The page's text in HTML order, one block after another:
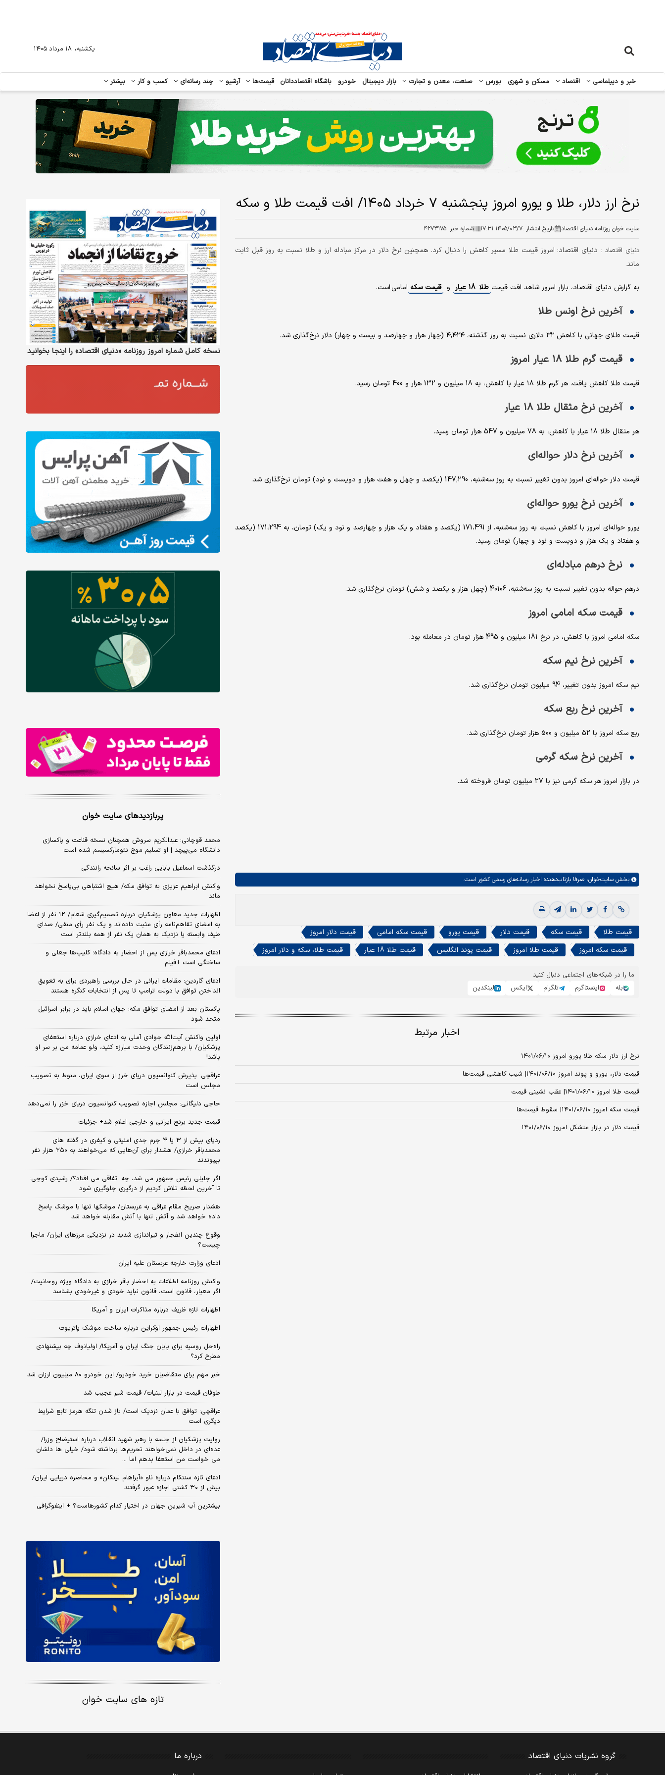
خبر و دیپلماسی اقتصاد مسکن و شهری بورس صنعت، معدن و تجارت بازار دیجیتال خودرو باشگاه اقتصاددانان قیمت‌ها آرشیو چند رسانه‌ای کسب و کار بیشتر
یکشنبه، ۱۸ مرداد ۱۴۰۵
نرخ ارز دلار، طلا و یورو امروز پنجشنبه ۷ خرداد ۱۴۰۵/ افت قیمت طلا و سکه
سایت خوان روزنامه دنیای اقتصاد تاریخ انتشار :۱۴۰۵/۰۳/۷ ۱۷:۳۱ شماره خبر :۴۲۷۳۱۷۵
دنیای اقتصاد : دنیای اقتصاد: امروز قیمت طلا مسیر کاهش را دنبال کرد. همچنین نرخ دلار در مرکز مبادله ارز و طلا نسبت به روز قبل ثابت
ماند.
به گزارش دنیای اقتصاد، بازار امروز شاهد افت قیمت طلا 18 عیار و قیمت سکه امامی است.
آخرین نرخ اونس طلا
قیمت طلای جهانی با کاهش ۳۲ دلاری نسبت به روز گذشته، ۴,۴۲۴ (چهار هزار و چهارصد و بیست و چهار) دلار نرخ‌گذاری شد.
قیمت گرم طلا ۱۸ عیار امروز
قیمت طلا کاهش یافت. هر گرم طلا ۱۸ عیار با کاهش، به 18 میلیون و 132 هزار و 400 تومان رسید.
آخرین نرخ مثقال طلا ۱۸ عیار
هر مثقال طلا ۱۸ عیار با کاهش، به 78 میلیون و 547 هزار تومان رسید‌.
آخرین نرخ دلار حواله‌ای
قیمت دلار حواله‌ای امروز بدون تغییر نسبت به روز سه‌شنبه، 147,290 (یکصد و چهل و هفت هزار و دویست و نود) تومان نرخ‌گذاری شد.
آخرین نرخ یورو حواله‌ای
یورو حواله‌ای امروز با کاهش نسبت به روز سه‌شنبه، از 171،491 (یکصد و هفتاد و یک هزار و چهارصد و نود و یک) تومان، به 171،294 (یکصد
و هفتاد و یک هزار و دویست و نود و چهار) تومان رسید.
نرخ درهم مبادله‌ای
درهم حواله بدون تغییر نسبت به روز سه‌شنبه، 40106 (چهل هزار و یکصد و شش) تومان نرخ‌گذاری شد.
قیمت سکه امامی امروز
سکه امامی امروز با کاهش، در نرخ 181 میلیون و 495 هزار تومان در معامله بود.
آخرین نرخ نیم سکه
نیم سکه امروز بدون تغییر، 94 میلیون تومان نرخ‌گذاری شد.
آخرین نرخ ربع سکه
ربع سکه امروز با 52 میلیون و 500 هزار تومان نرخ‌گذاری شد.
آخرین نرخ سکه گرمی
در بازار امروز هر سکه گرمی نیز با 27 میلیون تومان فروخته شد.
بخش سایت‌خوان، صرفا بازتاب‌دهنده اخبار رسانه‌های رسمی کشور است.
قیمت طلا قیمت سکه قیمت دلار قیمت یورو قیمت سکه امامی
قیمت دلار امروز
قیمت سکه امروز
قیمت طلا امروز قیمت پوند انگلیس قیمت طلا 18 عیار قیمت طلا، سکه و دلار امروز
ما را در شبکه‌های اجتماعی دنبال کنید
بله
اینستاگرم تلگرام ایکس لینکدین
اخبار مرتبط
نرخ ارز دلار سکه طلا یورو امروز ۱۴۰۱/۰۶/۱۰
قیمت دلار، یورو و پوند امروز ۱۴۰۱/۰۶/۱۰| شیب کاهشی قیمت‌ها
قیمت طلا امروز ۱۴۰۱/۰۶/۱۰| عقب نشینی قیمت
قیمت سکه امروز ۱۴۰۱/۰۶/۱۰| سقوط قیمت‌ها
قیمت دلار در بازار متشکل امروز ۱۴۰۱/۰۶/۱۰
نسخه کامل شماره امروز روزنامه «دنیای‌ اقتصاد» را اینجا بخوانید
پربازدیدهای سایت خوان
محمد قوچانی: عبدالکریم سروش همچنان نسخه قناعت و پاکسازی
دانشگاه می‌پیچد | او تسلیم موج نئومارکسیسم شده است
درگذشت اسماعیل بابایی راغب بر اثر سانحه رانندگی
واکنش ابراهیم عزیزی به توافق مکه/ هیچ اشتباهی بی‌پاسخ نخواهد
ماند
اظهارات جدید معاون پزشکیان درباره تصمیم‌گیری شعام/ ۱۲ نفر از اعضا
به امضای تفاهم‌نامه رأی مثبت داده‌اند و یک نفر رأی منفی/ صدای
طیف وابسته یا نزدیک به همان یک نفر از همه بلندتر است
ادعای محمدباقر خرازی پس از احضار به دادگاه؛ کلیپ‌ها جعلی و
ساختگی است +فیلم
ادعای گاردین: مقامات ایرانی در حال بررسی راهبردی برای به تعویق
انداختن توافق با دولت ترامپ تا پس از انتخابات کنگره هستند
پاکستان بعد از امضای توافق مکه: جهان اسلام باید در برابر اسرائیل
متحد شود
اولین واکنش آیت‌الله جوادی آملی به ادعای خرازی درباره استعفای
پزشکیان/ با برهم‌زنندگان وحدت مبارزه کنید، ولو عمامه من بر سر او
باشد!
عراقچی: پذیرش کنوانسیون دریای خرز از سوی ایران، منوط به تصویب
مجلس است
حاجی دلیگانی: مجلس اجازه تصویب کنوانسیون دریای خزر را نمی‌دهد
قیمت جدید برنج ایرانی و خارجی اعلام شد+ جزئیات
ردپای بیش از ۳ یا ۴ جرم جدی امنیتی و کیفری در گفته های
محمدباقر خرازی/ هشدار برای آن‌هایی که می‌خواهند به ۲۵۰ هزار نفر
بپیوندند
اگر جلیلی رئیس جمهور می شد، چه اتفاقی می افتاد؟/ رشیدی کوچی:
تا آخرین لحظه تلاش کردیم از درگیری جلوگیری شود
هشدار صریح مقام عراقی به عربستان/ موشکها تنها با موشک پاسخ
داده خواهد شد و آتش تنها با آتش مقابله خواهد شد
وقوع چندین انفجار و تیراندازی شدید در نزدیکی مرز‌های ایران/ ماجرا
چیست؟
ادعای وزارت خارجه عربستان علیه ایران
واکنش روزنامه اطلاعات به احضار باقر خرازی به دادگاه ویژه روحانیت/
اگر معیار، قانون است، قانون نباید خودی و غیرخودی بشناسد
اظهارات تازه ظریف درباره مذاکرات ایران و آمریکا
اظهارات رئیس جمهور اوکراین درباره ساخت موشک پاتریوت
راه‌حل روسیه برای پایان جنگ ایران و آمریکا/ اولیانوف چه پیشنهادی
مطرح کرد؟
خبر مهم برای متقاضیان خرید خودرو/ این خودرو ۸۰ میلیون ارزان شد
طوفان قیمت در بازار لبنیات/ قیمت شیر عجیب شد
عراقچی: توافق با عمان نزدیک است/ باز شدن تنگه هرمز تابع شرایط
دیگری است
روایت پزشکیان از جلسه با رهبر شهید انقلاب درباره استیضاح وزرا/
عده‌ای در داخل نمی‌خواهند تحریم‌ها برداشته شود/ خیلی ها دلشان
می خواست من استعفا بدهم اما ...
ادعای تازه سنتکام درباره ناو «آبراهام لینکلن» و محاصره دریایی ایران/
بیش از ۳۰ کشتی اجازه عبور گرفتند
بیشترین آب شیرین جهان در اختیار کدام کشورهاست؟ + اینفوگرافی
تازه های سایت خوان
گروه نشریات دنیای اقتصاد درباره ما